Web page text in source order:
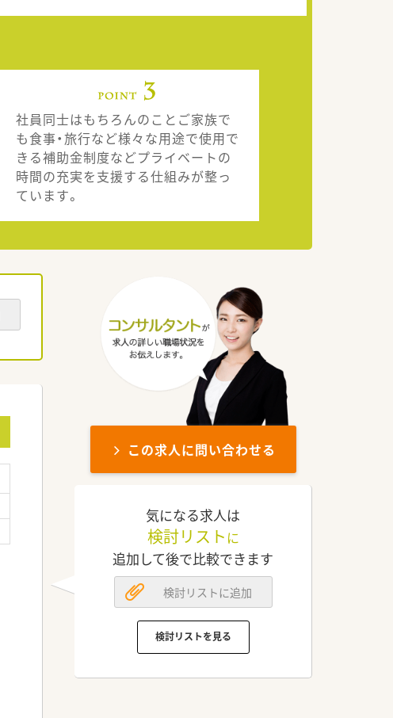
社員同士はもちろんのことご家族で
も食事・旅行など様々な用途で使用で
きる補助金制度などプライベートの
時間の充実を支援する仕組みが整っ
ています。
この求人に問い合わせる
気になる求人は
検討リスト に
追加して後で比較できます
検討リストに追加
検討リストを見る